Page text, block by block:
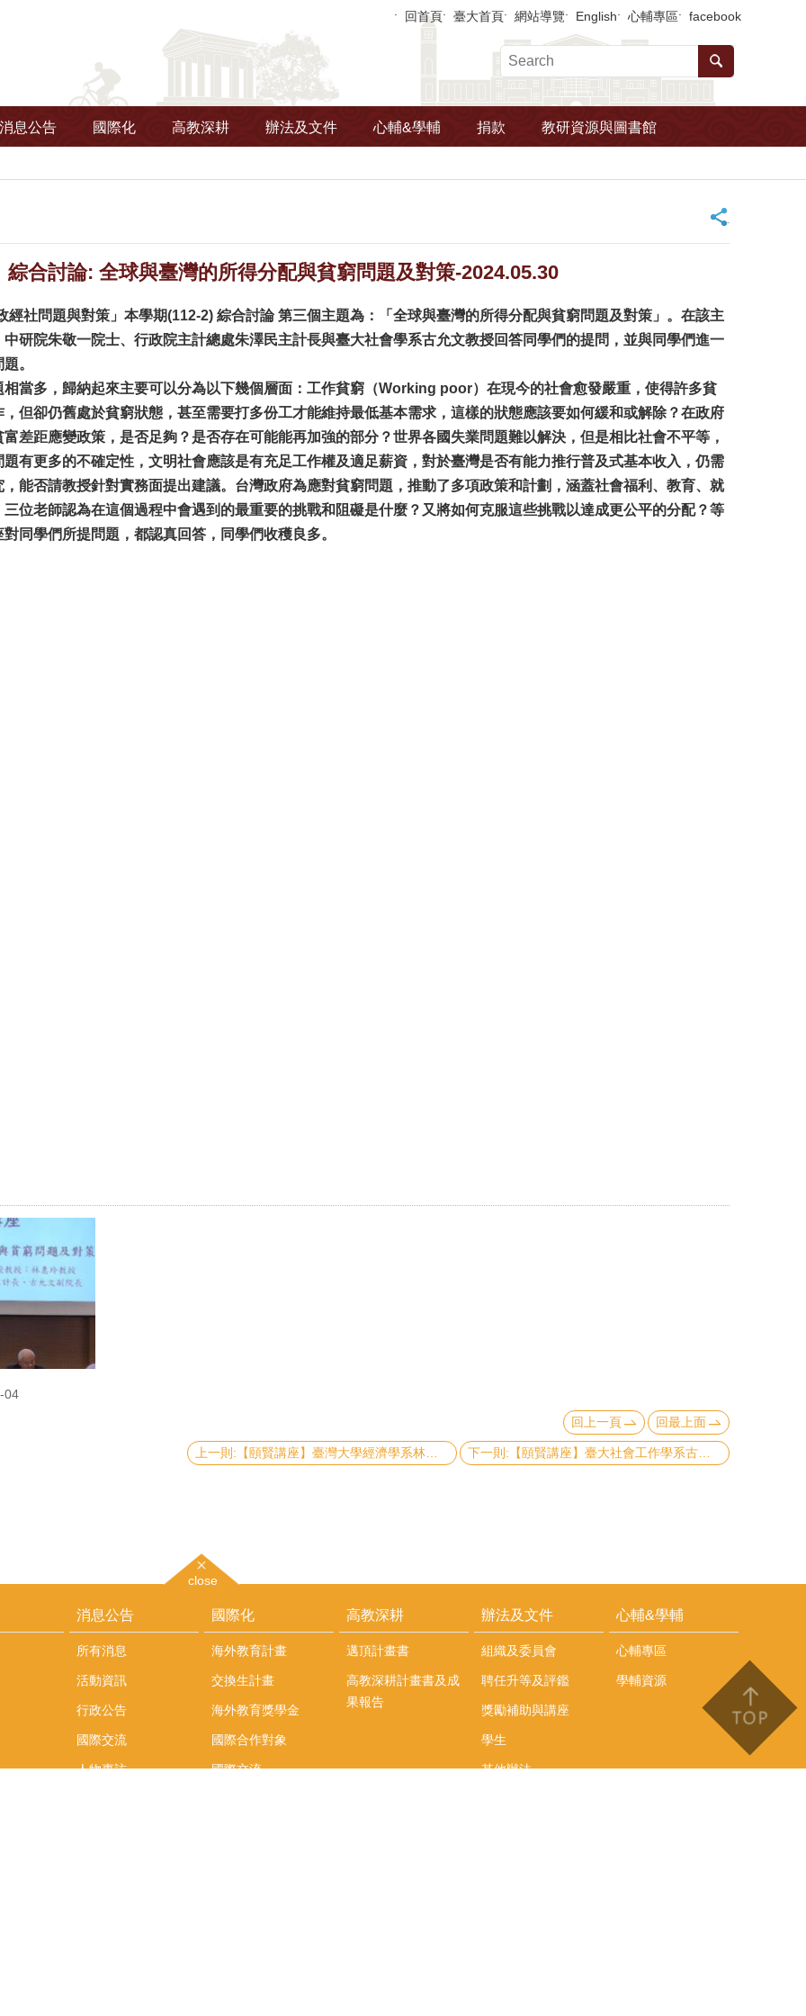
回首頁 臺大首頁 網站導覽 English 心輔專區 facebook
息公告 國際化 高教深耕 辦法及文件 心輔&學輔 捐款 教研資源與圖書館
_
綜合討論: 全球與臺灣的所得分配與貧窮問題及對策-2024.05.30
經社問題與對策」本學期(112-2) 綜合討論第三個主題為：「全球與臺灣的所得分配與貧窮問題及對策」。在該主
研院朱敬一院士、行政院主計總處朱澤民主計長與臺大社會學系古允文教授回答同學們的提問，並與同學們進一
。
相當多，歸納起來主要可以分為以下幾個層面：工作貧窮（Working poor）在現今的社會愈發嚴重，使得許多貧
但卻仍舊處於貧窮狀態，甚至需要打多份工才能維持最低基本需求，這樣的狀態應該要如何緩和或解除？在政府
差距應變政策，是否足夠？是否存在可能能再加強的部分？世界各國失業問題難以解決，但是相比社會不平等，
有更多的不確定性，文明社會應該是有充足工作權及適足薪資，對於臺灣是否有能力推行普及式基本收入，仍需
能否請教授針對實務面提出建議。台灣政府為應對貧窮問題，推動了多項政策和計劃，涵蓋社會福利、教育、就
位老師認為在這個過程中會遇到的最重要的挑戰和阻礙是什麼？又將如何克服這些挑戰以達成更公平的分配？等
同學們所提問題，都認真回答，同學們收穫良多。
04
回上一頁
回最上面
close
消息公告
所有消息
活動資訊
行政公告
國際交流
人物專訪
國際化
海外教育計畫
交換生計畫
海外教育獎學金
國際合作對象
國際交流
高教深耕
邁頂計畫書
高教深耕計畫書及成
果報告
辦法及文件
組織及委員會
聘任升等及評鑑
獎勵補助與講座
學生
其他辦法
心輔&學輔
心輔專區
學輔資源